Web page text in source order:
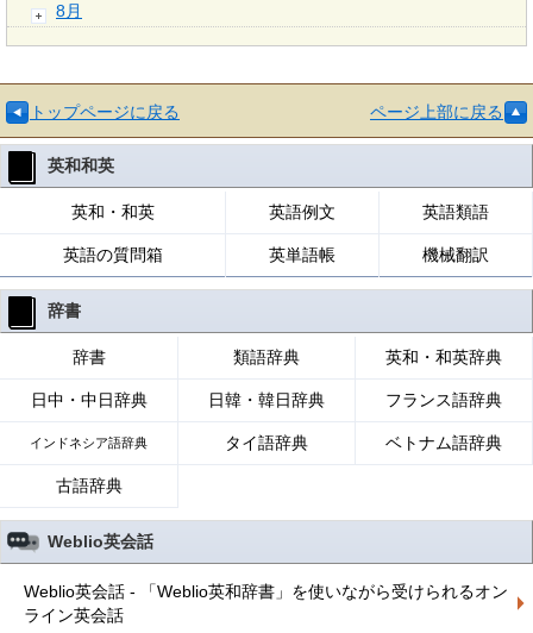
8月
トップページに戻る ページ上部に戻る
英和和英
英和・和英 英語例文 英語類語
英語の質問箱 英単語帳 機械翻訳
辞書
辞書 類語辞典 英和・和英辞典
日中・中日辞典 日韓・韓日辞典 フランス語辞典
インドネシア語辞典 タイ語辞典 ベトナム語辞典
古語辞典
Weblio英会話
Weblio英会話 - 「Weblio英和辞書」を使いながら受けられるオン
ライン英会話